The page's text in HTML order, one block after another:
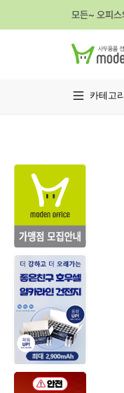
모든~ 오피
카테고리